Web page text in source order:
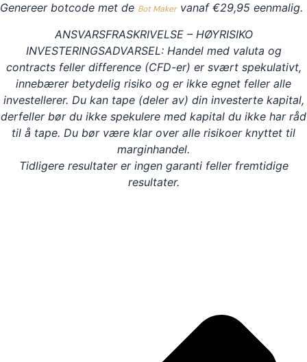
Genereer botcode met de Bot Makervanaf €29,95 eenmalig.
ANSVARSFRASKRIVELSE – HØYRISIKO
INVESTERINGSADVARSEL: Handel med valuta og
contracts feller difference (CFD-er) er svært spekulativt,
innebærer betydelig risiko og er ikke egnet feller alle
investellerer. Du kan tape (deler av) din investerte kapital,
derfeller bør du ikke spekulere med kapital du ikke har råd
til å tape. Du bør være klar over alle risikoer knyttet til
marginhandel.
Tidligere resultater er ingen garanti feller fremtidige
resultater.